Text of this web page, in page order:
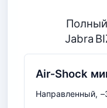
Jabra
Air‑Shock
Направленный,